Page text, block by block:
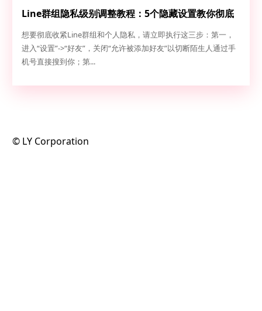
Line群组隐私级别调整教程：5个隐藏设置教你彻底
想要彻底收紧Line群组和个人隐私，请立即执行这三步：第一，
进入“设置”->“好友”，关闭“允许被添加好友”以切断陌生人通过手
机号直接搜到你；第...
©️ LY Corporation